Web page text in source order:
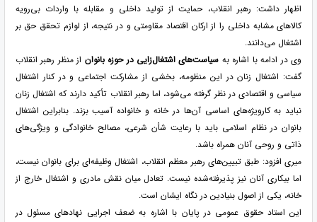
اظهار داشت: رهبر انقلاب، حمایت از تولید داخلی و مقابله با واردات بی‌رویه
کالاهای مشابه داخلی را از ارکان اقتصاد مقاومتی و در نتیجه، از لوازم تحقق حق بر
اشتغال می‌دانند.
وی در ادامه با اشاره به سیاست‌های اشتغال‌زایی در حوزه بانوان از منظر رهبر انقلاب
گفت: اشتغال زنان در این منظومه، بخشی از مشارکت اجتماعی و در کنار اشتغال
سیاسی و اقتصادی در نظر گرفته می‌شود، اما رهبر انقلاب تأکید دارند که اشتغال زنان
نباید به کارویژه‌های اساسی آن‌ها در خانه و خانواده آسیب بزند. بنابراین اشتغال
بانوان در نظام اسلامی باید با رعایت شأن شرعی، مصالح خانوادگی و ویژگی‌های
ذاتی و روحی آنان همراه باشد.
میری افزود: طبق تبیین‌های رهبر معظم انقلاب، اشتغال وظیفه‌ای برای بانوان نیست،
اما بیکاری آنان نیز پذیرفته‌شده نیست. تعادل میان نقش مادری و اشتغال خارج از
خانه، یکی از اصول بنیادین در نگاه ایشان است.
این استاد حقوق عمومی در پایان با اشاره به ضعف اجرایی نهادهای مسئول در